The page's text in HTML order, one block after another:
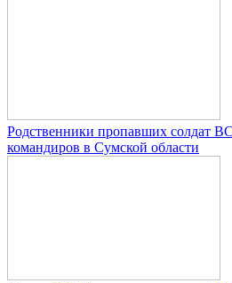
Родственники пропавших солдат
командиров в Сумской области